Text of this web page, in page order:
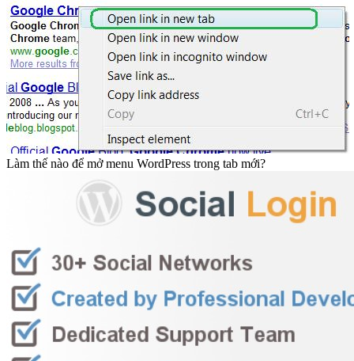
Làm thế nào để mở menu WordPress trong tab mới?